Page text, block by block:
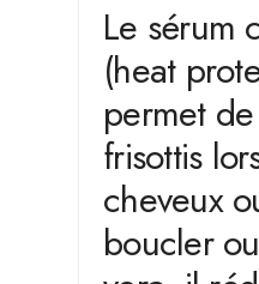
Le sérum
(heat
permet
frisottis
cheveux
boucler